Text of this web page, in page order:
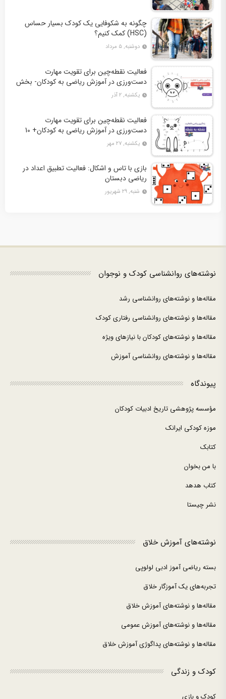
چگونه به شکوفایی یک کودک بسیار حساس
(HSC) کمک کنیم؟
دوشنبه, ۵ مرداد
فعالیت نقطه‌چین برای تقویت مهارت
دست‌ورزی در آموزش ریاضی به کودکان- بخش
دوم + 10 کاربرگ فعالیت
یکشنبه, ۲ آذر
فعالیت نقطه‌چین برای تقویت مهارت
دست‌ورزی در آموزش ریاضی به کودکان+ 10
کاربرگ فعالیت
یکشنبه, ۲۷ مهر
بازی با تاس و اشکال: فعالیت تطبیق اعداد در
ریاضی دبستان
شنبه, ۲۹ شهریور
نوشته‌های روانشناسی کودک و نوجوان
مقاله‌ها و نوشته‌های روانشناسی رشد
مقاله‌ها و نوشته‌های روانشناسی رفتاری کودک
مقاله‌ها و نوشته‌های کودکان با نیازهای ویژه
مقاله‌ها و نوشته‌های روانشناسی آموزش
پیوندگاه
مؤسسه پژوهشی تاریخ ادبیات کودکان
موزه کودکی ایرانک
کتابک
با من بخوان
کتاب هدهد
نشر چیستا
نوشته‌های آموزش خلاق
بسته ریاضی آموز ادبی لولوپی
تجربه‌های یک آموزگار خلاق
مقاله‌ها و نوشته‌های آموزش خلاق
مقاله‌ها و نوشته‌های آموزش عمومی
مقاله‌ها و نوشته‌های پداگوژی آموزش خلاق
کودک و زندگی
کودک و بازی